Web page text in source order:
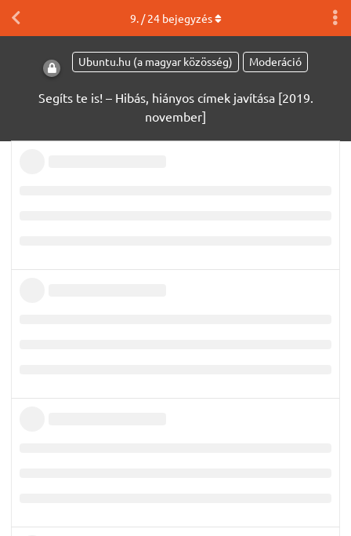
Ubuntu.hu (a magyar közösség) Moderáció
Segíts te is! – Hibás, hiányos címek javítása [2019.
november]
9. /24bejegyzés